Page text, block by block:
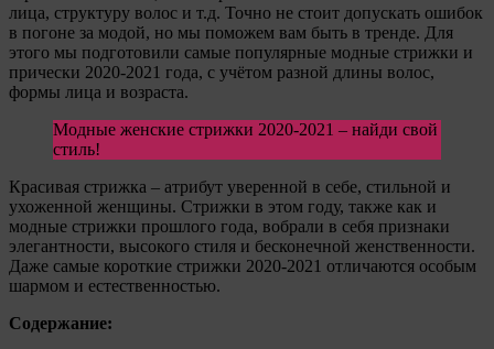
лица, структуру волос и т.д. Точно не стоит допускать ошибок
в погоне за модой, но мы поможем вам быть в тренде. Для
этого мы подготовили самые популярные модные стрижки и
прически 2020-2021 года, с учётом разной длины волос,
формы лица и возраста.
Модные женские стрижки 2020-2021 – найди свой
стиль!
Красивая стрижка – атрибут уверенной в себе, стильной и
ухоженной женщины. Стрижки в этом году, также как и
модные стрижки прошлого года, вобрали в себя признаки
элегантности, высокого стиля и бесконечной женственности.
Даже самые короткие стрижки 2020-2021 отличаются особым
шармом и естественностью.
Содержание: